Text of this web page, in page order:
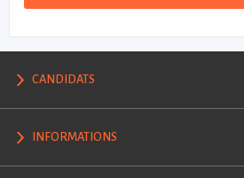
CANDIDATS
INFORMATIONS